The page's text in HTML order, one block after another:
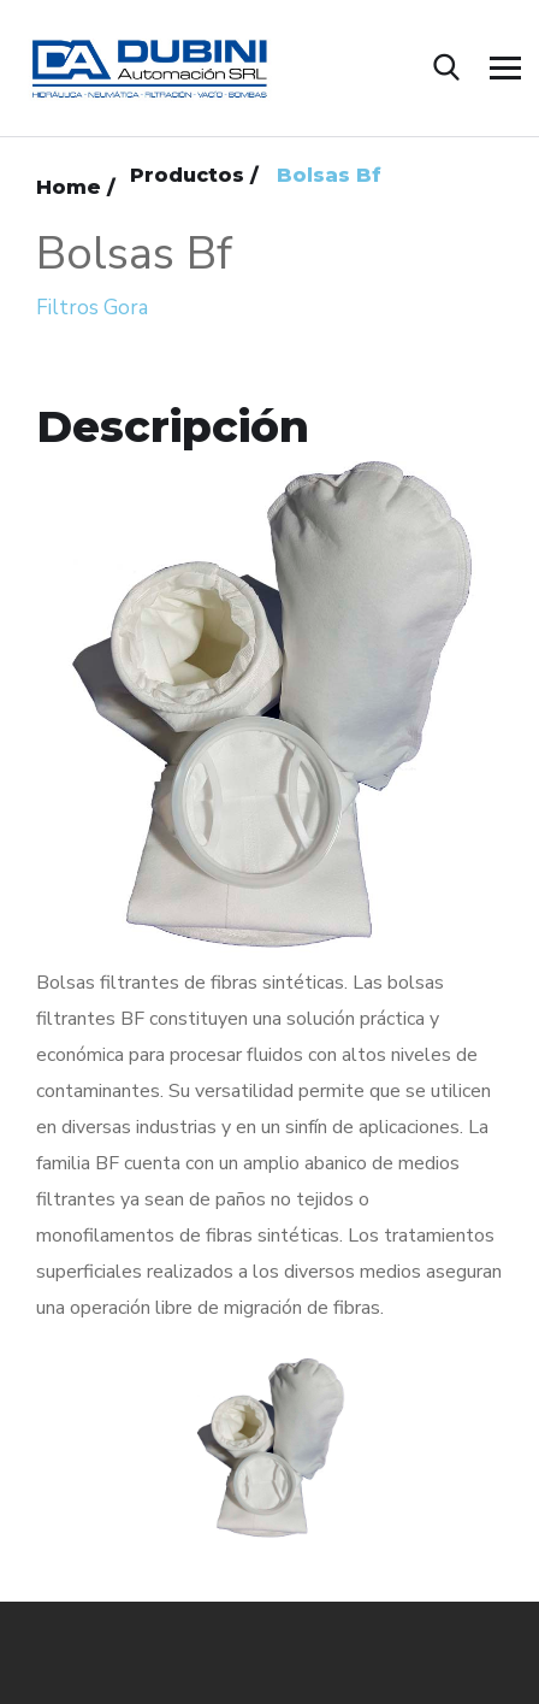
Home /
Productos / Bolsas Bf
Bolsas Bf
Filtros Gora
Descripción
Bolsas filtrantes de fibras sintéticas. Las bolsas
filtrantes BF constituyen una solución práctica y
económica para procesar fluidos con altos niveles de
contaminantes. Su versatilidad permite que se utilicen
en diversas industrias y en un sinfín de aplicaciones. La
familia BF cuenta con un amplio abanico de medios
filtrantes ya sean de paños no tejidos o
monofilamentos de fibras sintéticas. Los tratamientos
superficiales realizados a los diversos medios aseguran
una operación libre de migración de fibras.